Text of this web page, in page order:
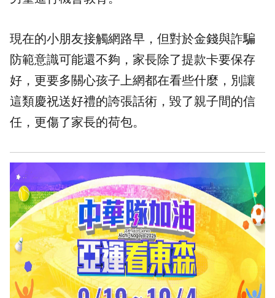
現在的小朋友接觸網路早，但對於金錢與詐騙
防範意識可能還不夠，家長除了提款卡要保存
好，更要多關心孩子上網都在看些什麼，別讓
這類慶祝送好禮的誇張話術，毀了親子間的信
任，更傷了家長的荷包。